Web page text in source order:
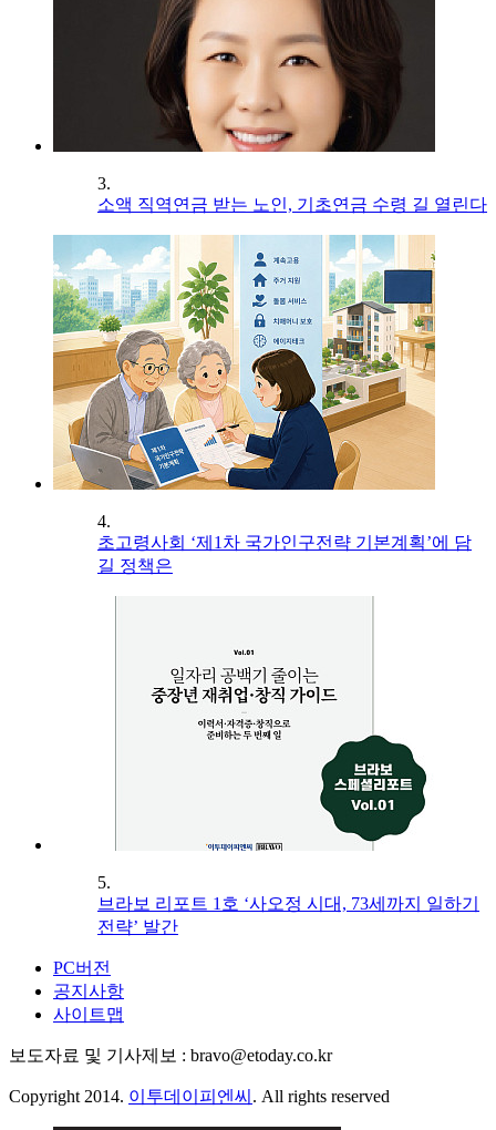
3.
소액 직역연금 받는 노인, 기초연금 수령 길 열린다
4.
초고령사회 ‘제1차 국가인구전략 기본계획’에 담
길 정책은
5.
브라보 리포트 1호 ‘사오정 시대, 73세까지 일하기
전략’ 발간
PC버전
공지사항
사이트맵
보도자료 및 기사제보 : bravo@etoday.co.kr
Copyright 2014. 이투데이피엔씨 . All rights reserved